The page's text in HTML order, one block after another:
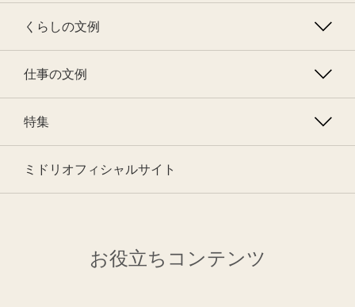
くらしの文例
仕事の文例
特集
ミドリオフィシャルサイト
お役立ちコンテンツ